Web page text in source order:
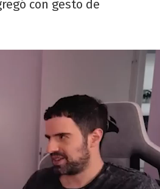
con gesto de